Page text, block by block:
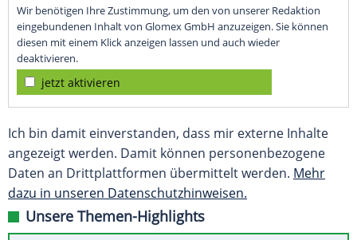
Wir benötigen Ihre Zustimmung, um den von unserer Redaktion
eingebundenen Inhalt von Glomex GmbH anzuzeigen. Sie können
diesen mit einem Klick anzeigen lassen und auch wieder
deaktivieren.
jetzt aktivieren
Ich bin damit einverstanden, dass mir externe Inhalte
angezeigt werden. Damit können personenbezogene
Daten an Drittplattformen übermittelt werden. Mehr
dazu in unseren Datenschutzhinweisen.
Unsere Themen-Highlights